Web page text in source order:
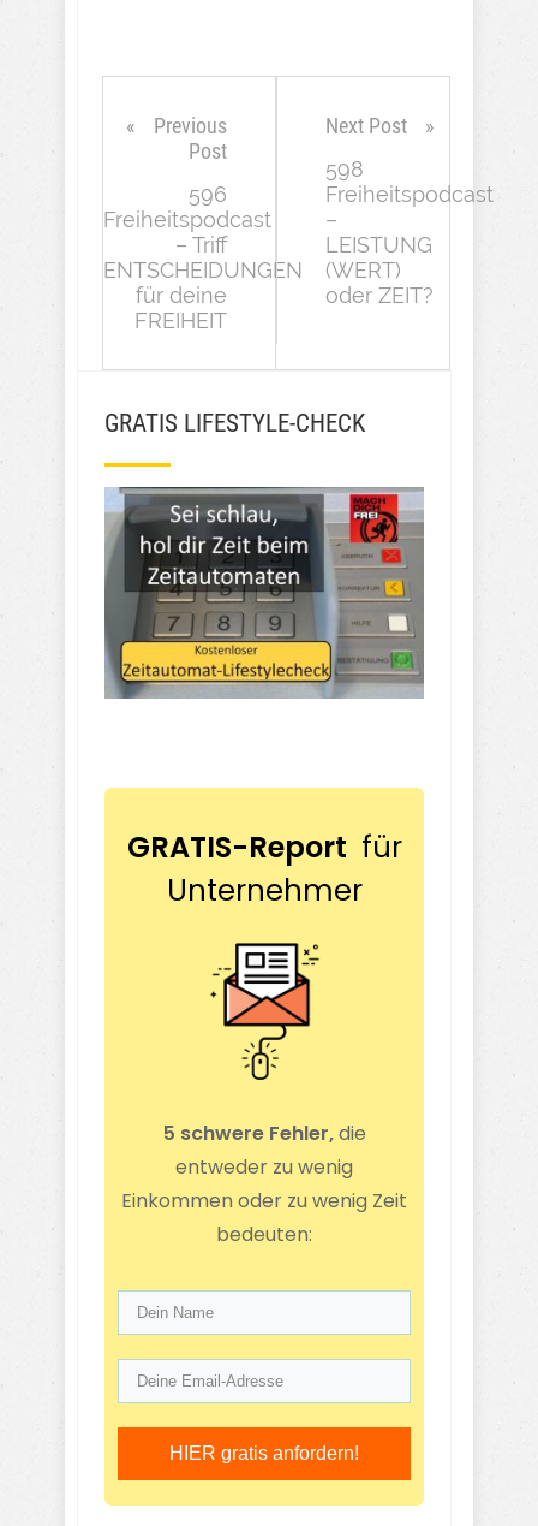
Previous
Post
596
Freiheitspodcast
– Triff
ENTSCHEIDUNGEN
für deine
FREIHEIT
Next Post
598
Freiheitspodcast
–
LEISTUNG
(WERT)
oder ZEIT?
GRATIS LIFESTYLE-CHECK
GRATIS-Report für
Unternehmer
5 schwere Fehler,die
entweder zu wenig
Einkommen oder zu wenig Zeit
bedeuten:
HIER gratis anfordern!